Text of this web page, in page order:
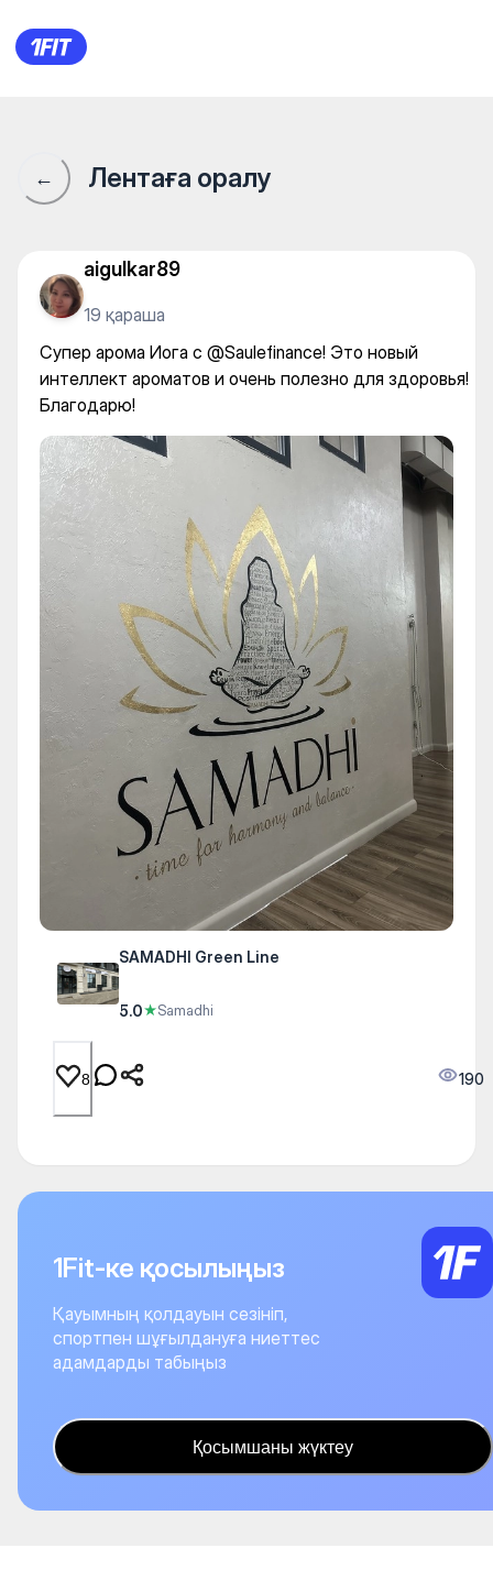
SAMADHI Green Line — Yoga
← Лентаға оралу
aigulkar89
19 қараша
Супер арома Иога с @Saulefinance! Это новый
интеллект ароматов и очень полезно для здоровья!
Благодарю!
SAMADHI Green Line
5.0★Samadhi
8 190
1Fit-ке қосылыңыз
Қауымның қолдауын сезініп,
спортпен шұғылдануға ниеттес
адамдарды табыңыз
Қосымшаны жүктеу